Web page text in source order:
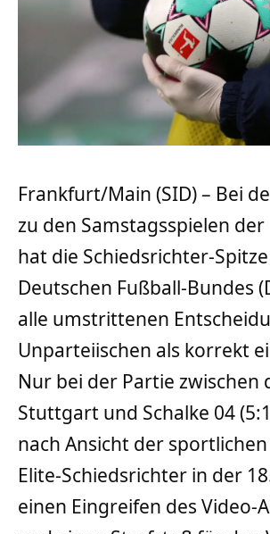
Frankfurt/Main (SID) – Bei
zu den Samstagsspielen
hat die Schiedsrichter-
Deutschen Fußball-Bundes
alle umstrittenen
Unparteiischen als korrekt
Nur bei der Partie zwischen
Stuttgart und Schalke 04
nach Ansicht der
Elite-Schiedsrichter in der
einen Eingreifen des Video-